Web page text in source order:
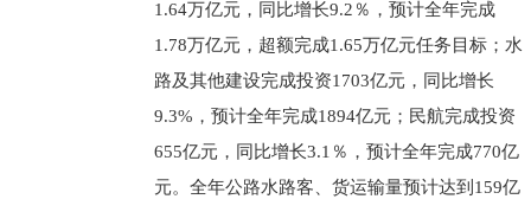
1.64万亿元，同比增长9.2％，预计全年完成
1.78万亿元，超额完成1.65万亿元任务目标；水
路及其他建设完成投资1703亿元，同比增长
9.3%，预计全年完成1894亿元；民航完成投资
655亿元，同比增长3.1％，预计全年完成770亿
元。全年公路水路客、货运输量预计达到159亿